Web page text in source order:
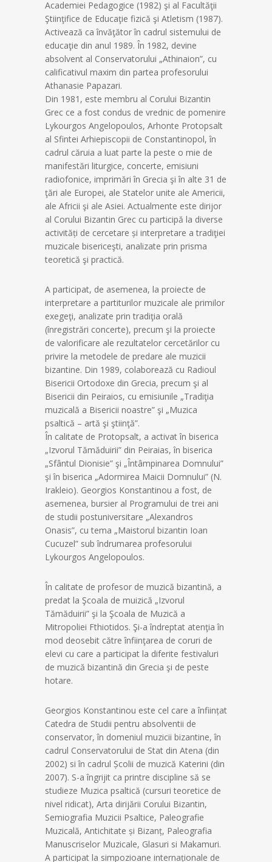
Academiei Pedagogice (1982) şi al Facultăţii
Ştiinţifice de Educaţie fizică şi Atletism (1987).
Activează ca învăţător în cadrul sistemului de
educaţie din anul 1989. În 1982, devine
absolvent al Conservatorului „Athinaion”, cu
calificativul maxim din partea profesorului
Athanasie Papazari.
Din 1981, este membru al Corului Bizantin
Grec ce a fost condus de vrednic de pomenire
Lykourgos Angelopoulos, Arhonte Protopsalt
al Sfintei Arhiepiscopii de Constantinopol, în
cadrul căruia a luat parte la peste o mie de
manifestări liturgice, concerte, emisiuni
radiofonice, imprimări în Grecia şi în alte 31 de
ţări ale Europei, ale Statelor unite ale Americii,
ale Africii şi ale Asiei. Actualmente este dirijor
al Corului Bizantin Grec cu participă la diverse
activități de cercetare și interpretare a tradiţiei
muzicale bisericeşti, analizate prin prisma
teoretică şi practică.
A participat, de asemenea, la proiecte de
interpretare a partiturilor muzicale ale primilor
exegeţi, analizate prin tradiţia orală
(înregistrări concerte), precum şi la proiecte
de valorificare ale rezultatelor cercetărilor cu
privire la metodele de predare ale muzicii
bizantine. Din 1989, colaborează cu Radioul
Bisericii Ortodoxe din Grecia, precum şi al
Bisericii din Peiraios, cu emisiunile „Tradiţia
muzicală a Bisericii noastre” şi „Muzica
psaltică – artă şi ştiinţă”.
În calitate de Protopsalt, a activat în biserica
„Izvorul Tămăduirii” din Peiraias, în biserica
„Sfântul Dionisie” şi „Întâmpinarea Domnului”
şi în biserica „Adormirea Maicii Domnului” (N.
Irakleio). Georgios Konstantinou a fost, de
asemenea, bursier al Programului de trei ani
de studii postuniversitare „Alexandros
Onasis”, cu tema „Maistorul bizantin Ioan
Cucuzel” sub îndrumarea profesorului
Lykourgos Angelopoulos.
În calitate de profesor de muzică bizantină, a
predat la Şcoala de muizică „Izvorul
Tămăduirii” şi la Şcoala de Muzică a
Mitropoliei Fthiotidos. Şi-a îndreptat atenţia în
mod deosebit către înfiinţarea de coruri de
elevi cu care a participat la diferite festivaluri
de muzică bizantină din Grecia şi de peste
hotare.
Georgios Konstantinou este cel care a înființat
Catedra de Studii pentru absolventii de
conservator, în domeniul muzicii bizantine, în
cadrul Conservatorului de Stat din Atena (din
2002) si în cadrul Școlii de muzică Katerini (din
2007). S-a îngrijit ca printre discipline să se
studieze Muzica psaltică (cursuri teoretice de
nivel ridicat), Arta dirijării Corului Bizantin,
Semiografia Muzicii Psaltice, Paleografie
Muzicală, Antichitate și Bizanț, Paleografia
Manuscriselor Muzicale, Glasuri si Makamuri.
A participat la simpozioane internaționale de